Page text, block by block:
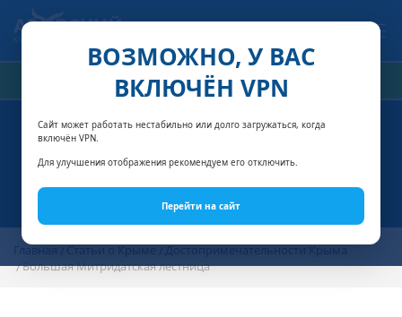
ВОЗМОЖНО, У ВАС
ВКЛЮЧЁН VPN
Сайт может работать нестабильно или долго загружаться, когда
включён VPN.
Для улучшения отображения рекомендуем его отключить.
Перейти на сайт
РАСЧЁТ СТОИМОСТИ
Главная Статьи о Крыме
Достопримечательности Крыма
Большая Митридатская лестница